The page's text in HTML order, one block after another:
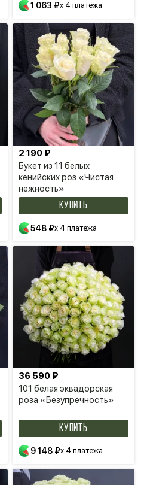
1 063 ₽x 4 платежа
Букет из 11 белых
кенийских роз «Чистая
нежность»
2 190 ₽
КУПИТЬ
548 ₽x 4 платежа
101 белая эквадорская
роза «Безупречность»
36 590 ₽
КУПИТЬ
9 148 ₽x 4 платежа